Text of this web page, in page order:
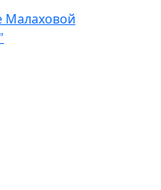
Малаховой